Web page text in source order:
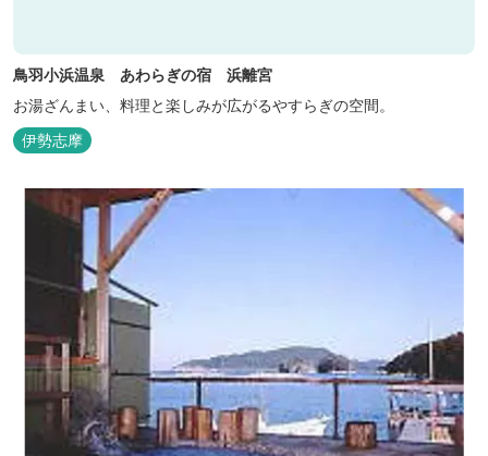
鳥羽小浜温泉 あわらぎの宿 浜離宮
お湯ざんまい、料理と楽しみが広がるやすらぎの空間。
伊勢志摩